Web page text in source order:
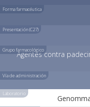
Forma farmacéutica
Presentación (C27)
Grupo farmacológico
Agentes contra
Vía de administración
Laboratorio